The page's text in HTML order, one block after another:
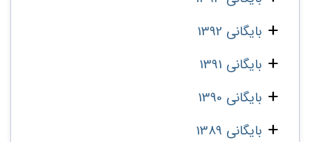
بایگانی 1392
بایگانی 1391
بایگانی 1390
بایگانی 1389